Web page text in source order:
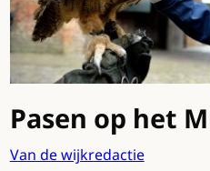
Pasen op het
Van de wijkredactie